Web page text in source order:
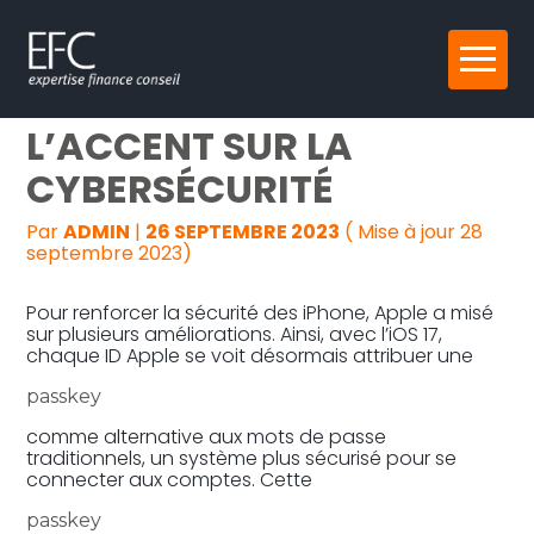
Aller
au
Reprise, transmission et création
Gestion au quotidien
Pilotage d’entreprise
Audit
IOS 17 : APPLE MET
L’ACCENT SUR LA
CYBERSÉCURITÉ
ParADMIN | 26 SEPTEMBRE 2023 ( Mise à jour 28
septembre 2023)
Pour renforcer la sécurité des iPhone, Apple a misé
sur plusieurs améliorations. Ainsi, avec l’iOS 17,
chaque ID Apple se voit désormais attribuer une
passkey
comme alternative aux mots de passe
traditionnels, un système plus sécurisé pour se
connecter aux comptes. Cette
passkey